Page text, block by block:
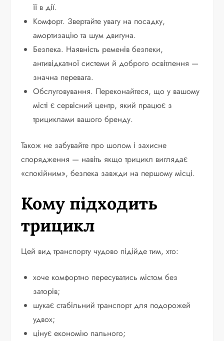
її в дії.
Комфорт. Звертайте увагу на посадку,
амортизацію та шум двигуна.
Безпека. Наявність ременів безпеки,
антивідкатної системи й доброго освітлення —
значна перевага.
Обслуговування. Переконайтеся, що у вашому
місті є сервісний центр, який працює з
трициклами вашого бренду.
Також не забувайте про шолом і захисне
спорядження — навіть якщо трицикл виглядає
«спокійним», безпека завжди на першому місці.
Кому підходить
трицикл
Цей вид транспорту чудово підійде тим, хто:
хоче комфортно пересуватись містом без
заторів;
шукає стабільний транспорт для подорожей
удвох;
цінує економію пального;